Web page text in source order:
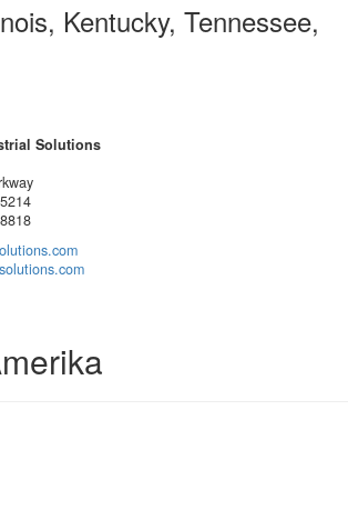
Kentucky, Tennessee,
Solutions